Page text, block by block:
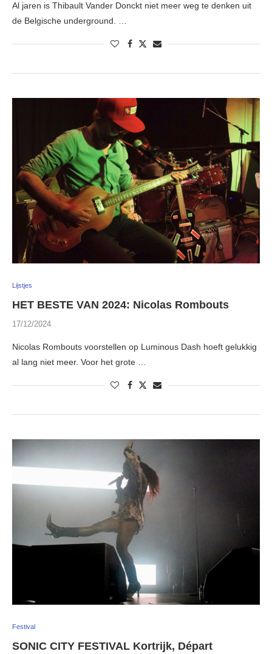
Al jaren is Thibault Vander Donckt niet meer weg te denken uit
de Belgische underground. …
Lijstjes
HET BESTE VAN 2024: Nicolas Rombouts
17/12/2024
Nicolas Rombouts voorstellen op Luminous Dash hoeft gelukkig
al lang niet meer. Voor het grote …
Festival
SONIC CITY FESTIVAL Kortrijk, Départ